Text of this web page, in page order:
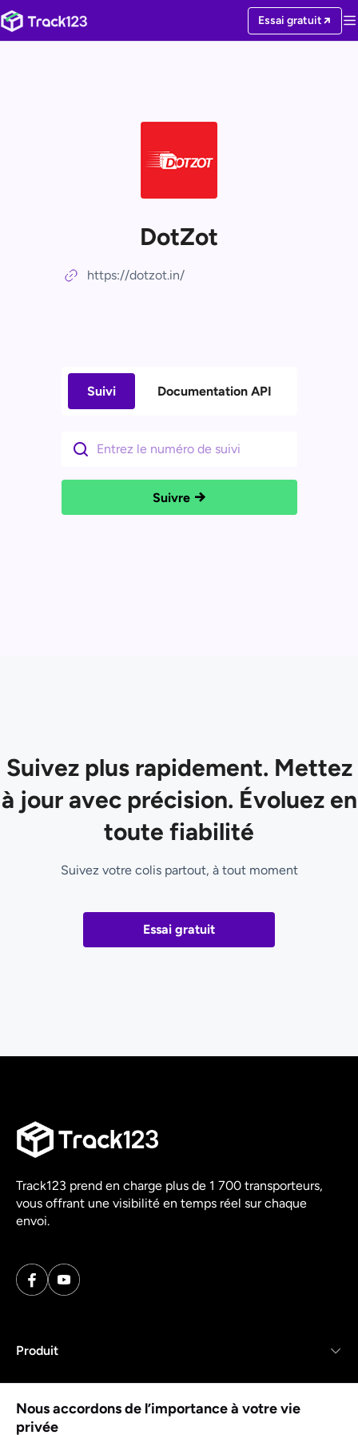
Essai gratuit
DotZot
https://dotzot.in/
Suivi Documentation API
Suivre
Suivez plus rapidement. Mettez
à jour avec précision. Évoluez en
toute fiabilité
Suivez votre colis partout, à tout moment
Essai gratuit
Track123 prend en charge plus de 1 700 transporteurs,
vous offrant une visibilité en temps réel sur chaque
envoi.
Produit
Ressources
Entreprise
Nous accordons de l’importance à votre vie
privée